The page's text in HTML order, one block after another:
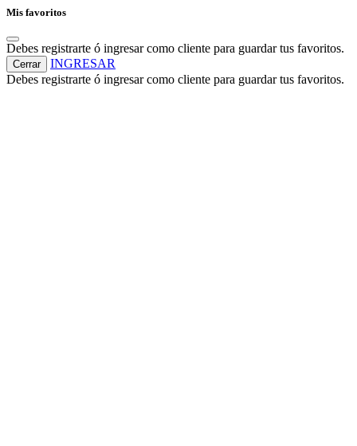
Mis favoritos
Debes registrarte ó ingresar como cliente para guardar tus favoritos.
Cerrar
INGRESAR
Debes registrarte ó ingresar como cliente para guardar tus favoritos.